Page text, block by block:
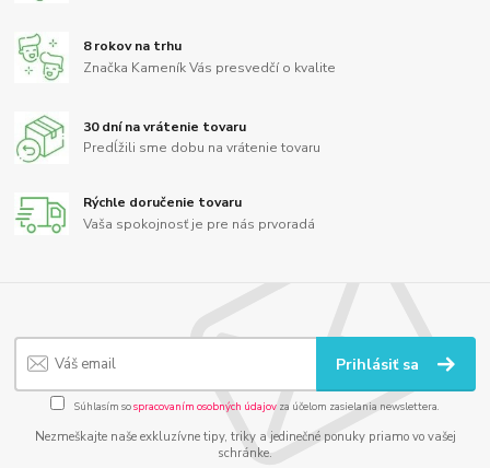
8 rokov na trhu
Značka Kameník Vás presvedčí o kvalite
30 dní na vrátenie tovaru
Predĺžili sme dobu na vrátenie tovaru
Rýchle doručenie tovaru
Vaša spokojnosť je pre nás prvoradá
Prihlásiť sa
Súhlasím sospracovaním osobných údajov za účelom zasielania newslettera.
Nezmeškajte naše exkluzívne tipy, triky a jedinečné ponuky priamo vo vašej
schránke.